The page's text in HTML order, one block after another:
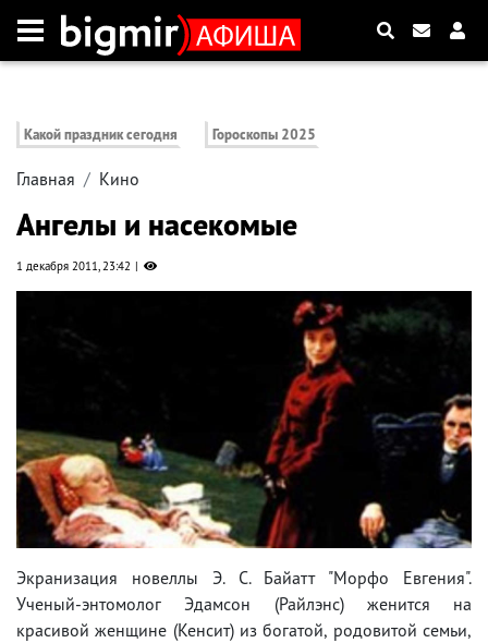
Какой праздник сегодня Гороскопы 2025
Главная Кино
Ангелы и насекомые
1 декабря 2011, 23:42
Экранизация новеллы Э. С. Байатт "Морфо Евгения".
Ученый-энтомолог Эдамсон (Райлэнс) женится на
красивой женщине (Кенсит) из богатой, родовитой семьи,